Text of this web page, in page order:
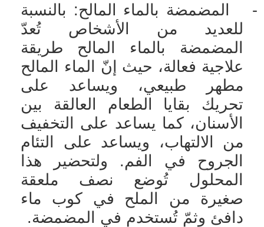
-
المضمضة بالماء المالح: بالنسبة
للعديد من الأشخاص تُعدّ
المضمضة بالماء المالح طريقة
علاجية فعالة، حيث إنّ الماء المالح
مطهر طبيعي، ويساعد على
تحريك بقايا الطعام العالقة بين
الأسنان، كما يساعد على التخفيف
من الالتهاب، ويساعد على التئام
الجروح في الفم. ولتحضير هذا
المحلول تُوضع نصف ملعقة
صغيرة من الملح في كوب ماء
دافئ وثمّ تُستخدم في المضمضة.